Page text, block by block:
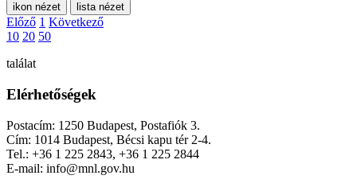
ikon nézet lista nézet
Előző 1 Következő
10 20 50
találat
Elérhetőségek
Postacím: 1250 Budapest, Postafiók 3.
Cím: 1014 Budapest, Bécsi kapu tér 2-4.
Tel.: +36 1 225 2843, +36 1 225 2844
E-mail: info@mnl.gov.hu